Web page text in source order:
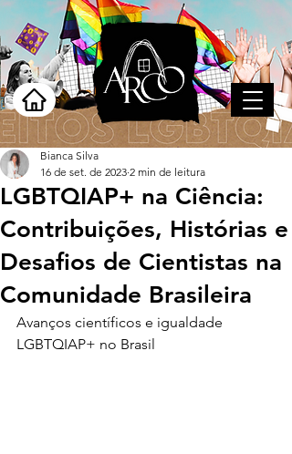
LGBTQIAP+ na Ciência:
Contribuições, Histórias e
Desafios de Cientistas na
Comunidade Brasileira
Bianca Silva
16 de set. de 2023 2 min de leitura
Avanços científicos e igualdade
LGBTQIAP+ no Brasil